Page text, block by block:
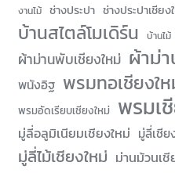
งานไม้ ช่างประปา ช่างประปาเชียง
บ้านสไตล์โมเดิร์น บ้านไม้
ผ้าม่านพับเชียงใหม่ ผ้าม่
พนังอิฐ พรมทอเชียงใ
พรมอัดเรียบเชียงใหม่ พรมเ
มู่ลี่อลูมิเนียมเชียงใหม่ มู่ลี่เชีย
มู่ลี่ไม้เชียงใหม่ ม่านม้วนเชี